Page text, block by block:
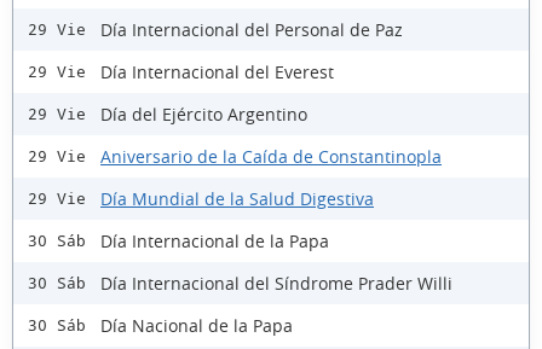
29 Vie Día Internacional del Personal de Paz
29 Vie Día Internacional del Everest
29 Vie Día del Ejército Argentino
29 Vie Aniversario de la Caída de Constantinopla
29 Vie Día Mundial de la Salud Digestiva
30 Sáb Día Internacional de la Papa
30 Sáb Día Internacional del Síndrome Prader Willi
30 Sáb Día Nacional de la Papa